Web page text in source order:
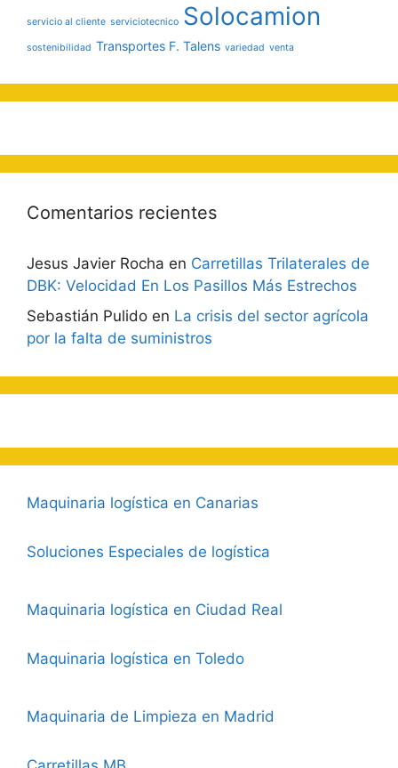
servicio al cliente serviciotecnico Solocamion
sostenibilidad Transportes F. Talens variedad venta
Comentarios recientes
Jesus Javier Rocha en Carretillas Trilaterales de
DBK: Velocidad En Los Pasillos Más Estrechos
Sebastián Pulido en La crisis del sector agrícola
por la falta de suministros
Maquinaria logística en Canarias
Soluciones Especiales de logística
Maquinaria logística en Ciudad Real
Maquinaria logística en Toledo
Maquinaria de Limpieza en Madrid